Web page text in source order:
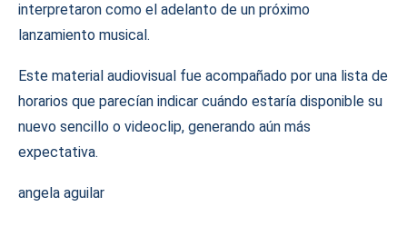
interpretaron como el adelanto de un próximo
lanzamiento musical.
Este material audiovisual fue acompañado por una lista de
horarios que parecían indicar cuándo estaría disponible su
nuevo sencillo o videoclip, generando aún más
expectativa.
angela aguilar